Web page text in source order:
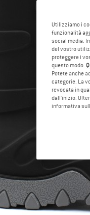
Utilizziamo i
funzionalità
social media.
del vostro
proteggere i
questo modo.
Potete anche
categorie. La
revocata in
dall'inizio.
informativa